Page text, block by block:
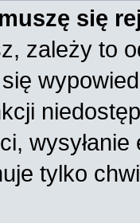
się
zależy to
tylko